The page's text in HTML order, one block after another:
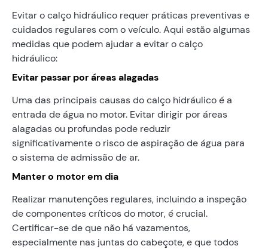
Evitar o calço hidráulico requer práticas preventivas e
cuidados regulares com o veículo. Aqui estão algumas
medidas que podem ajudar a evitar o calço
hidráulico:
Evitar passar por áreas alagadas
Uma das principais causas do calço hidráulico é a
entrada de água no motor. Evitar dirigir por áreas
alagadas ou profundas pode reduzir
significativamente o risco de aspiração de água para
o sistema de admissão de ar.
Manter o motor em dia
Realizar manutenções regulares, incluindo a inspeção
de componentes críticos do motor, é crucial.
Certificar-se de que não há vazamentos,
especialmente nas juntas do cabeçote, e que todos